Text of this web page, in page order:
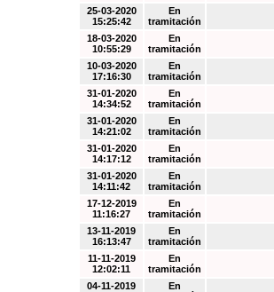
25-03-2020
15:25:42
En
tramitación
18-03-2020
10:55:29
En
tramitación
10-03-2020
17:16:30
En
tramitación
31-01-2020
14:34:52
En
tramitación
31-01-2020
14:21:02
En
tramitación
31-01-2020
14:17:12
En
tramitación
31-01-2020
14:11:42
En
tramitación
17-12-2019
11:16:27
En
tramitación
13-11-2019
16:13:47
En
tramitación
11-11-2019
12:02:11
En
tramitación
04-11-2019
En